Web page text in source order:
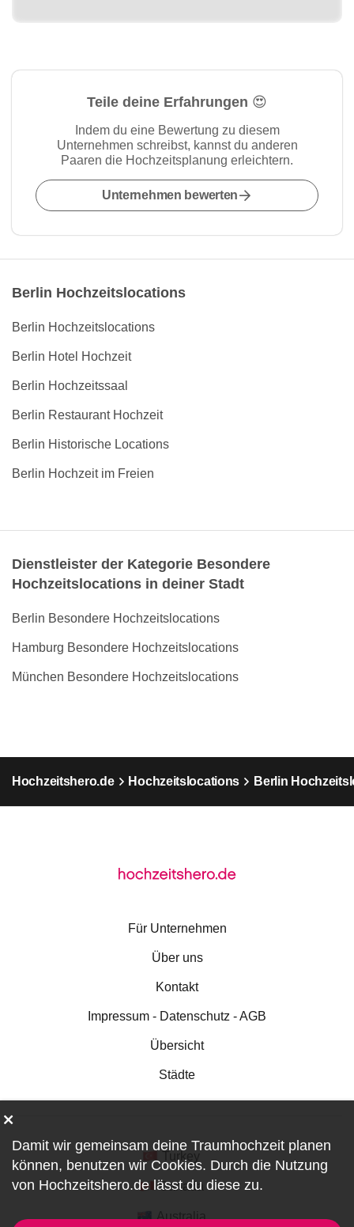
Teile deine Erfahrungen 😍
Indem du eine Bewertung zu diesem
Unternehmen schreibst, kannst du anderen
Paaren die Hochzeitsplanung erleichtern.
Unternehmen bewerten
Berlin Hochzeitslocations
Berlin Hochzeitslocations
Berlin Hotel Hochzeit
Berlin Hochzeitssaal
Berlin Restaurant Hochzeit
Berlin Historische Locations
Berlin Hochzeit im Freien
Dienstleister der Kategorie Besondere
Hochzeitslocations in deiner Stadt
Berlin Besondere Hochzeitslocations
Hamburg Besondere Hochzeitslocations
München Besondere Hochzeitslocations
Hochzeitshero.de Hochzeitslocations Berlin
Für Unternehmen
Über uns
Kontakt
Impressum - Datenschutz - AGB
Übersicht
Städte
Canada
Australia
Damit wir gemeinsam deine Traumhochzeit planen
können, benutzen wir Cookies. Durch die Nutzung
von Hochzeitshero.de lässt du diese zu.